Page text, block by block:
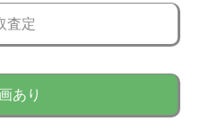
査定
あり